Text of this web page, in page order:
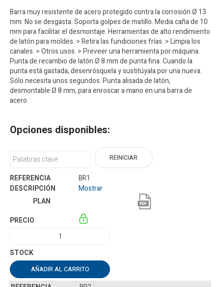
Barra muy resistente de acero protegido contra la corrosión Ø 13
mm. No se desgasta. Soporta golpes de matillo. Media caña de 10
mm para facilitar el desmontaje. Herramientas de alto rendimiento
de latón para moldes. > Retira las fundiciones frías. > Limpia los
canales. > Otros usos. > Preveer una herramienta por máquina.
Punta de recambio de latón Ø 8 mm de punta fina. Cuando la
punta está gastada, desenrósquela y sustitúyala por una nueva.
Sólo necesita unos segundos. Punta alisada de latón,
desmontable Ø 8 mm, para enroscar a mano en una barra de
acero.
Opciones disponibles:
REINICIAR
BR1
Mostrar
AÑADIR AL CARRITO